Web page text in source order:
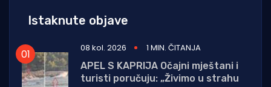
Istaknute objave
08 kol. 2026
1 MIN. ČITANJA
APEL S KAPRIJA Očajni mještani i
turisti poručuju: „Živimo u strahu